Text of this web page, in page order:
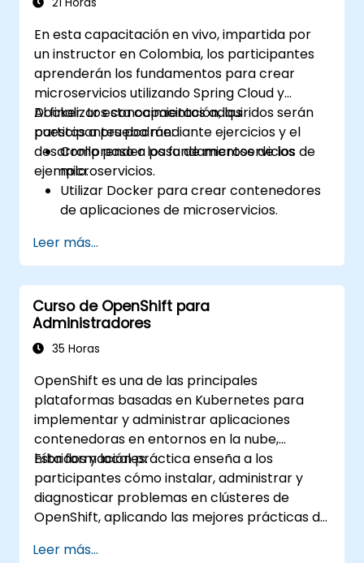
En esta capacitación en vivo, impartida por
un instructor en Colombia, los participantes
aprenderán los fundamentos para crear
microservicios utilizando Spring Cloud y
Docker. Los conocimientos adquiridos serán
puestos a prueba mediante ejercicios y el
desarrollo paso a paso de microservicios de
ejemplo.
Al finalizar esta capacitación, los
participantes podrán:
Comprender los fundamentos de los
microservicios.
Utilizar Docker para crear contenedores
de aplicaciones de microservicios.
contenerizados con Spring Cloud y
Docker.
Integrar microservicios con servicios de
descubrimiento y la API Gateway de
Spring Cloud.
Emplear Docker Compose para pruebas
Leer más...
Curso de OpenShift para
Administradores
35 Horas
OpenShift es una de las principales
plataformas basadas en Kubernetes para
implementar y administrar aplicaciones
contenedoras en entornos en la nube,
híbridos y locales.
Esta formación práctica enseña a los
participantes cómo instalar, administrar y
diagnosticar problemas en clústeres de
OpenShift, aplicando las mejores prácticas de
ejercicios prácticos, los participantes
Leer más...